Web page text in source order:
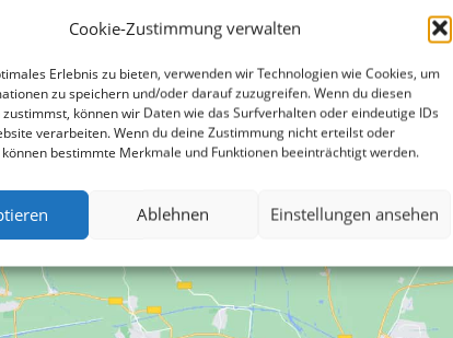
Cookie-Zustimmung verwalten
Erlebnis zu bieten, verwenden wir Technologien wie Cookies, um
zu speichern und/oder darauf zuzugreifen. Wenn du diesen
zustimmst, können wir Daten wie das Surfverhalten oder eindeutige IDs
verarbeiten. Wenn du deine Zustimmung nicht erteilst oder
bestimmte Merkmale und Funktionen beeinträchtigt werden.
Ablehnen Einstellungen ansehen